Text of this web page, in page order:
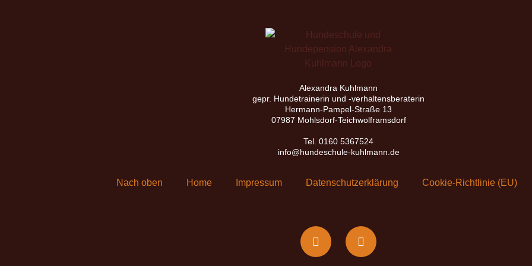
Alexandra Kuhlmann
gepr. Hundetrainerin und -verhaltensberaterin
Hermann-Pampel-Straße 13
07987 Mohlsdorf-Teichwolframsdorf
Tel. 0160 5367524
info@hundeschule-kuhlmann.de
Nach oben Home Impressum Datenschutzerklärung Cookie-Richtlinie (EU)